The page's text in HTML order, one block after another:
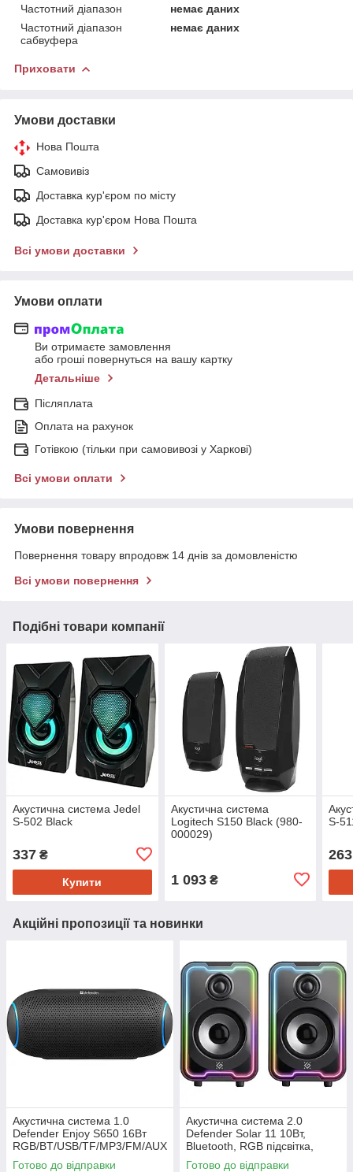
Частотний діапазон
немає даних
Частотний діапазон
сабвуфера
немає даних
Приховати
Умови доставки
Нова Пошта
Самовивіз
Доставка кур'єром по місту
Доставка кур'єром Нова Пошта
Всі умови доставки
Умови оплати
Ви отримаєте замовлення
або гроші повернуться на вашу картку
Детальніше
Післяплата
Оплата на рахунок
Готівкою (тільки при самовивозі у Харкові)
Всі умови оплати
Умови повернення
Повернення товару впродовж 14 днів за домовленістю
Всі умови повернення
Подібні товари компанії
Акустична система Jedel
S-502 Black
337 ₴
Купити
Акустична система
Logitech S150 Black (980-
000029)
1 093₴
S-
263
Акційні пропозиції та новинки
Акустична система 1.0
Defender Enjoy S650 16Вт
RGB/BT/USB/TF/MP3/FM/AUX
Готово до відправки
Акустична система 2.0
Defender Solar 11 10Вт,
Bluetooth, RGB підсвітка,
USB, чорна
Готово до відправки